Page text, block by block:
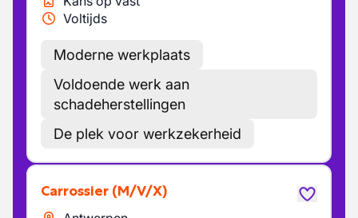
Voltijds
Moderne werkplaats
Voldoende werk aan
schadeherstellingen
De plek voor werkzekerheid
Carrossier (M/V/X)